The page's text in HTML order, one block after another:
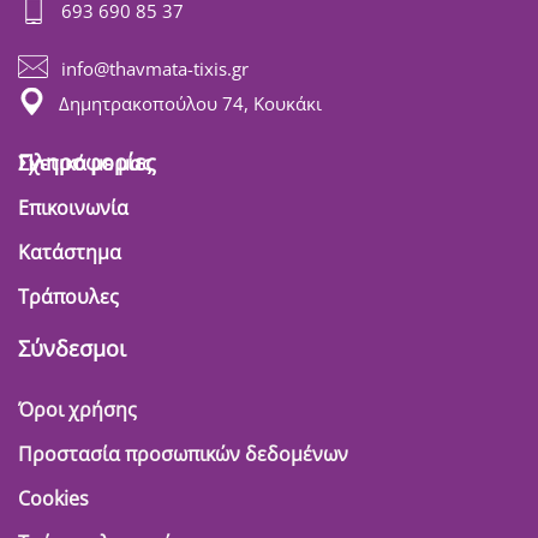
693 690 85 37
info@thavmata-tixis.gr
Δημητρακοπούλου 74, Κουκάκι
Πληροφορίες
Σχετικά με μας
Επικοινωνία
Κατάστημα
Τράπουλες
Σύνδεσμοι
Όροι χρήσης
Προστασία προσωπικών δεδομένων
Cookies